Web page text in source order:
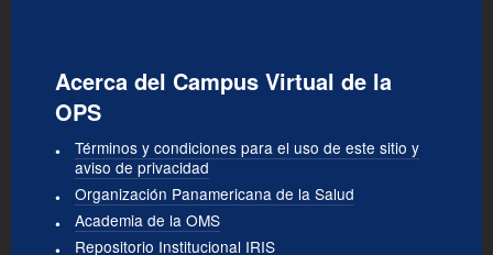
Acerca del Campus Virtual de la
OPS
Términos y condiciones para el uso de este sitio y
aviso de privacidad
Organización Panamericana de la Salud
Academia de la OMS
Repositorio Institucional IRIS